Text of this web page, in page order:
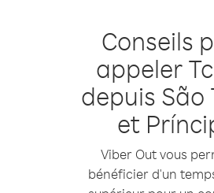
Conseils
appeler
depuis São
et
Viber Out vous
bénéficier d'un